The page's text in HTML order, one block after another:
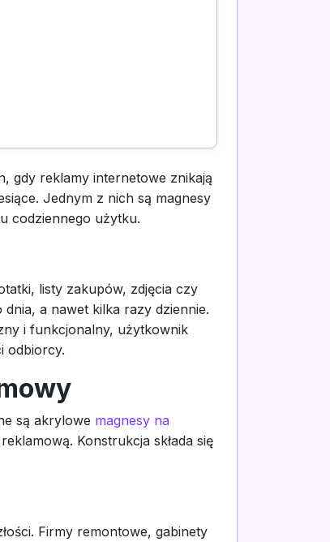
gdy reklamy internetowe znikają
Jednym z nich są magnesy
codziennego użytku.
listy zakupów, zdjęcia czy
a nawet kilka razy dziennie.
i funkcjonalny, użytkownik
odbiorcy.
są akrylowe magnesy na
Konstrukcja składa się
Firmy remontowe, gabinety